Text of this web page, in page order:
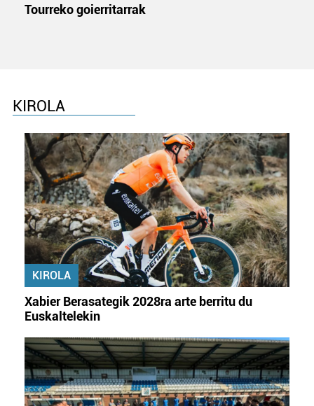
Tourreko goierritarrak
KIROLA
KIROLA
Xabier Berasategik 2028ra arte berritu du
Euskaltelekin